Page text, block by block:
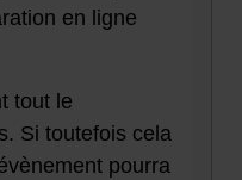
en ligne
tout le
Si toutefois cela
pourra